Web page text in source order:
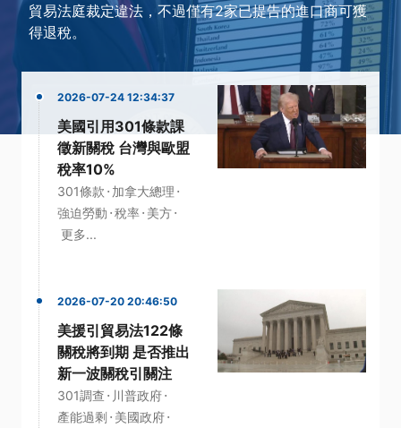
貿易法庭裁定違法，不過僅有2家已提告的進口商可獲
得退稅。
2026-07-24 12:34:37
美國引用301條款課
徵新關稅 台灣與歐盟
稅率10%
301條款 · 加拿大總理 ·
強迫勞動 ·稅率· 美方·
更多...
2026-07-20 20:46:50
美援引貿易法122條
關稅將到期 是否推出
新一波關稅引關注
301調查 · 川普政府·
產能過剩 · 美國政府·